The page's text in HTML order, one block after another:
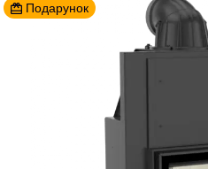
Подарунок